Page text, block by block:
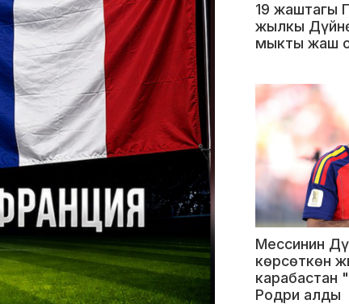
19 жаштагы
жылкы
мыкты жаш
Мессинин
көрсөткөн
карабастан
Родри алды